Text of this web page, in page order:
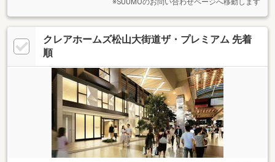
※SUUMOのお問い合わせページへ移動します
クレアホームズ松山大街道ザ・プレミアム 先着
順